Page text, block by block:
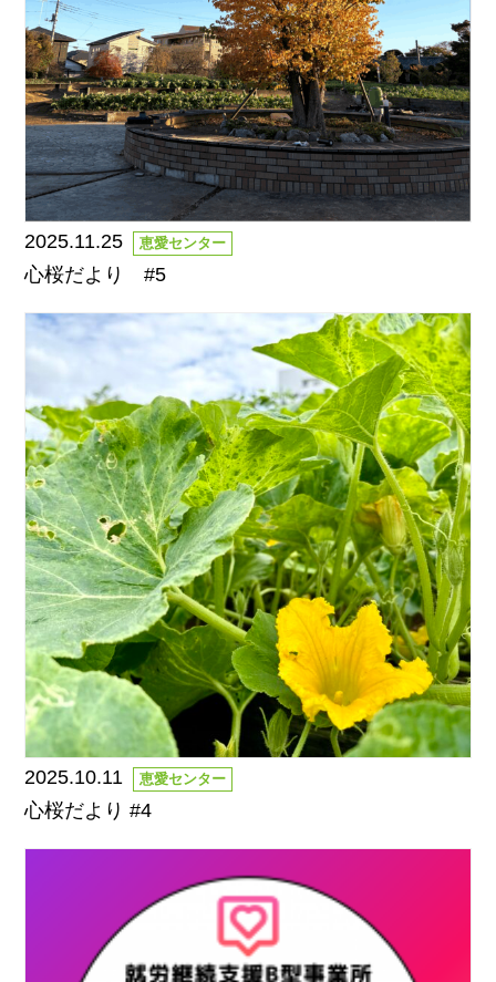
2025.11.25 恵愛センター
心桜だより #5
2025.10.11 恵愛センター
心桜だより #4